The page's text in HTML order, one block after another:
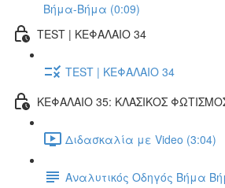
Βήμα-Βήμα (0:09)
TEST | ΚΕΦΑΛΑΙΟ 34
TEST | ΚΕΦΑΛΑΙΟ 34
ΚΕΦΑΛΑΙΟ 35: ΚΛΑΣΙΚΟΣ
Διδασκαλία με Video (3:04)
Αναλυτικός Οδηγός Βήμα